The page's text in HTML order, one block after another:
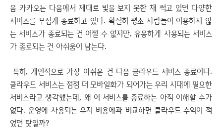
음 카카오는 다음에서 제대로 빛을 보지 못한 채 썩고 있던 다양한
서비스를 무섭게 종료하고 있다. 확실히 평소 사람들이 이용하지 않
는 서비스가 종료되는 건 어쩔 수 없지만, 유용하게 사용되는 서비스
가 종료되는 건 아쉬움이 남는다.
특히, 개인적으로 가장 아쉬운 건 다음 클라우드 서비스 종료이다.
클라우드 서비스는 점점 더 모바일화가 되어가는 우리 시대에 필요한
서비스라고 생각했는데, 왜 이 서비스를 종료하는 아직 이해할 수가
없다. 운영에 사용되는 유지 비용에과 비교하면 클라우드 수익이 적
었던 탓일까?